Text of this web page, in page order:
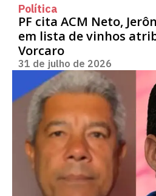
Política
PF cita ACM Neto,
em lista de vinhos
Vorcaro
31 de julho de 2026